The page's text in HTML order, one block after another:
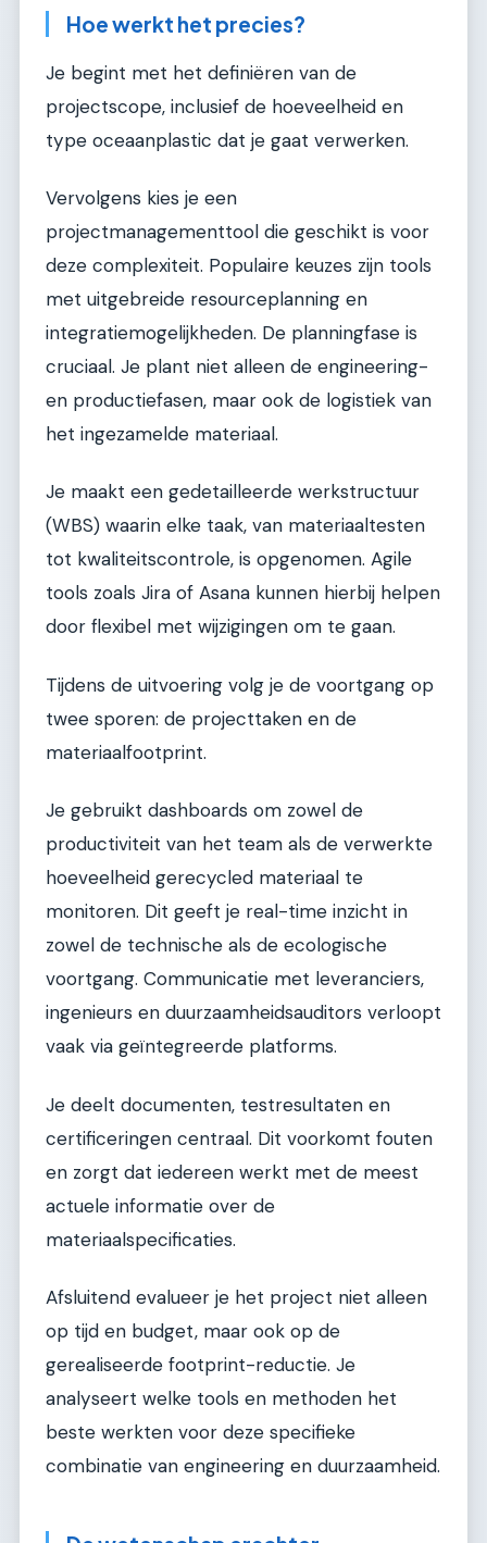
Hoe werkt het precies?
Je begint met het definiëren van de
projectscope, inclusief de hoeveelheid en
type oceaanplastic dat je gaat verwerken.
Vervolgens kies je een
projectmanagementtool die geschikt is voor
deze complexiteit. Populaire keuzes zijn tools
met uitgebreide resourceplanning en
integratiemogelijkheden. De planningfase is
cruciaal. Je plant niet alleen de engineering-
en productiefasen, maar ook de logistiek van
het ingezamelde materiaal.
Je maakt een gedetailleerde werkstructuur
(WBS) waarin elke taak, van materiaaltesten
tot kwaliteitscontrole, is opgenomen. Agile
tools zoals Jira of Asana kunnen hierbij helpen
door flexibel met wijzigingen om te gaan.
Tijdens de uitvoering volg je de voortgang op
twee sporen: de projecttaken en de
materiaalfootprint.
Je gebruikt dashboards om zowel de
productiviteit van het team als de verwerkte
hoeveelheid gerecycled materiaal te
monitoren. Dit geeft je real-time inzicht in
zowel de technische als de ecologische
voortgang. Communicatie met leveranciers,
ingenieurs en duurzaamheidsauditors verloopt
vaak via geïntegreerde platforms.
Je deelt documenten, testresultaten en
certificeringen centraal. Dit voorkomt fouten
en zorgt dat iedereen werkt met de meest
actuele informatie over de
materiaalspecificaties.
Afsluitend evalueer je het project niet alleen
op tijd en budget, maar ook op de
gerealiseerde footprint-reductie. Je
analyseert welke tools en methoden het
beste werkten voor deze specifieke
combinatie van engineering en duurzaamheid.